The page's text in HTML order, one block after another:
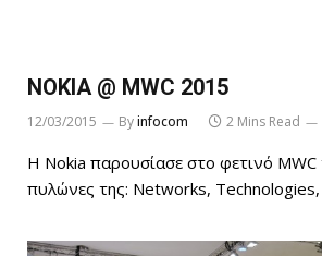
NOKIA @ MWC 2015
12/03/2015 Byinfocom 2 Mins Read
Η Nokia παρουσίασε στο φετινό MWC
πυλώνες της: Networks, Technologies,